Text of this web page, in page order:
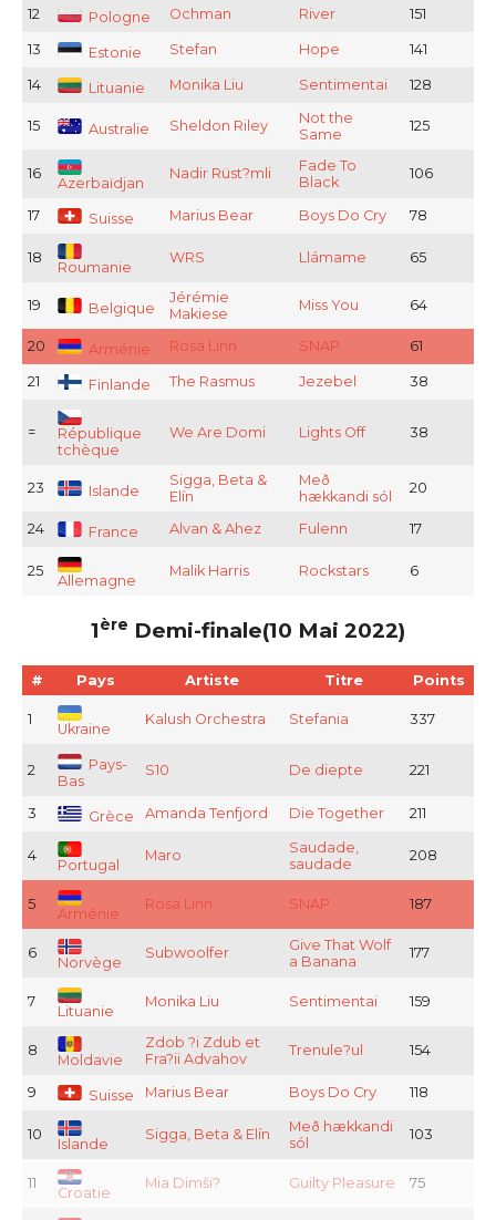
12 Pologne Ochman River 151
13 Estonie Stefan Hope 141
14 Lituanie Monika Liu Sentimentai 128
15 Australie Sheldon Riley
Not the
Same
125
16
Azerbaïdjan
Nadir Rüst?mli
Fade To
Black
106
17 Suisse Marius Bear Boys Do Cry 78
18
Roumanie
WRS Llámame 65
19 Belgique
Jérémie
Makiese
Miss You 64
20 Arménie Rosa Linn SNAP 61
21 Finlande The Rasmus Jezebel 38
=
République
tchèque
We Are Domi Lights Off 38
23 Islande
Sigga, Beta &
Elín
Með
hækkandi sól
20
24 France Alvan & Ahez Fulenn 17
25
Allemagne
Malik Harris Rockstars 6
1ère Demi-finale(10 Mai 2022)
# Pays Artiste Titre Points
1
Ukraine
Kalush Orchestra Stefania 337
2
Pays-
Bas
S10 De diepte 221
3 Grèce Amanda Tenfjord Die Together 211
4
Portugal
Maro
Saudade,
saudade
208
5
Arménie
Rosa Linn SNAP 187
6
Norvège
Subwoolfer
Give That Wolf
a Banana
177
7
Lituanie
Monika Liu Sentimentai 159
8
Moldavie
Zdob ?i Zdub et
Fra?ii Advahov
Trenule?ul 154
9 Suisse Marius Bear Boys Do Cry 118
10
Islande
Sigga, Beta & Elín
Með hækkandi
sól
103
11
Croatie
Mia Dimši? Guilty Pleasure 75